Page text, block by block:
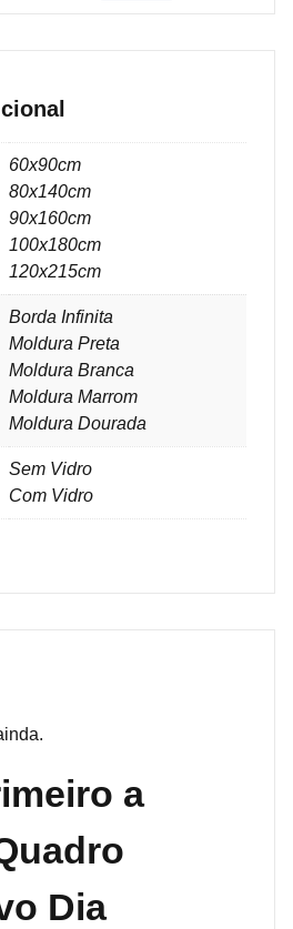
60x90cm
80x140cm
90x160cm
100x180cm
120x215cm
Borda Infinita
Moldura Preta
Moldura Branca
Moldura Marrom
Moldura Dourada
Sem Vidro
Com Vidro
a
Dia